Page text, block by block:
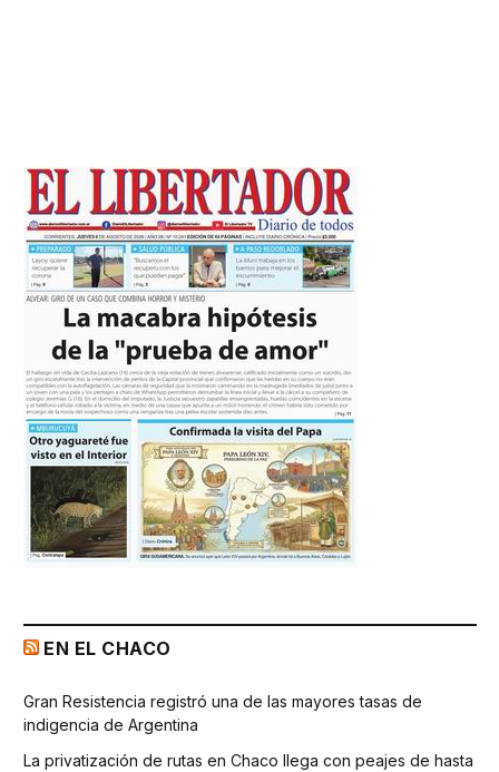
EN EL CHACO
Gran Resistencia registró una de las mayores tasas de
indigencia de Argentina
La privatización de rutas en Chaco llega con peajes de hasta